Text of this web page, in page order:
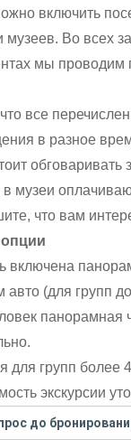
включить
музеев. Во всех
мы проводим
все
в разное
обговаривать
музеи
что вам
включена
авто (для групп
панорамная
для групп более
экскурсии
до